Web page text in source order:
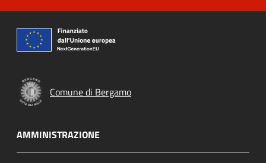
Comune di Bergamo
AMMINISTRAZIONE